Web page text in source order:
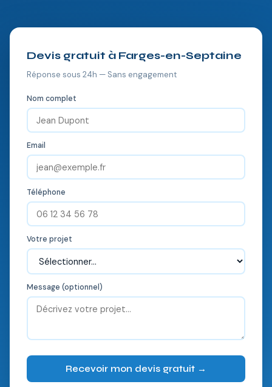
Devis gratuit à Farges-en-Septaine
Réponse sous 24h — Sans engagement
Nom complet
Email
Téléphone
Votre projet
Message (optionnel)
Recevoir mon devis gratuit →